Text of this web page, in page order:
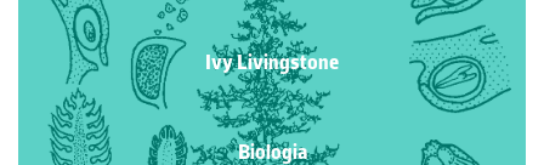
Ivy Livingstone
Biologia